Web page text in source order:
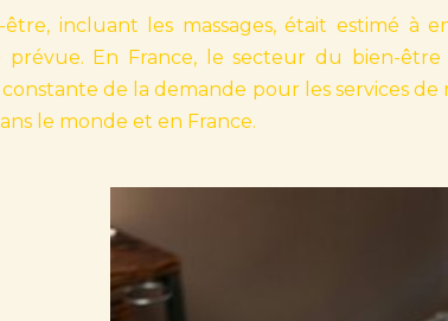
incluant les massages, était estimé à
En France, le secteur du bien-être
de la demande pour les services de
le monde et en France.